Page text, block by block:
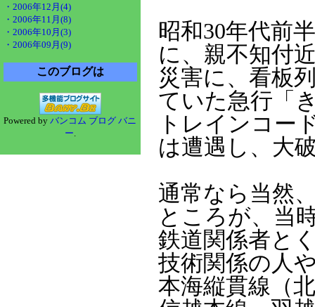
・2006年12月(4)
・2006年11月(8)
・2006年10月(3)
・2006年09月(9)
このブログは
Powered byバンコム ブログ バニ
ー.
昭和30年代前
に、親不知付
災害に、看板
ていた急行「
トレインコー
は遭遇し、大
通常なら当然
ところが、当
鉄道関係者と
技術関係の人
本海縦貫線（